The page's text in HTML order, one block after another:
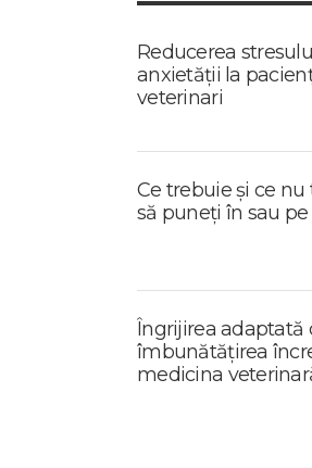
Reducerea
anxietății la
veterinari
Ce trebuie și ce nu
să puneți în sau pe
Îngrijirea adaptată
îmbunătățirea
medicina